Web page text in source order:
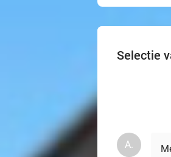
Selectie
А.